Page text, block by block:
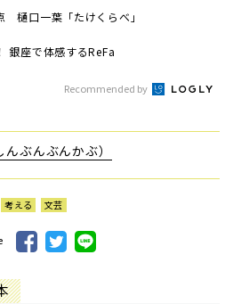
樋口一葉「たけくらべ」
銀座で体感するReFa
Recommended by
ぶんぶんかぶ）
考える 文芸